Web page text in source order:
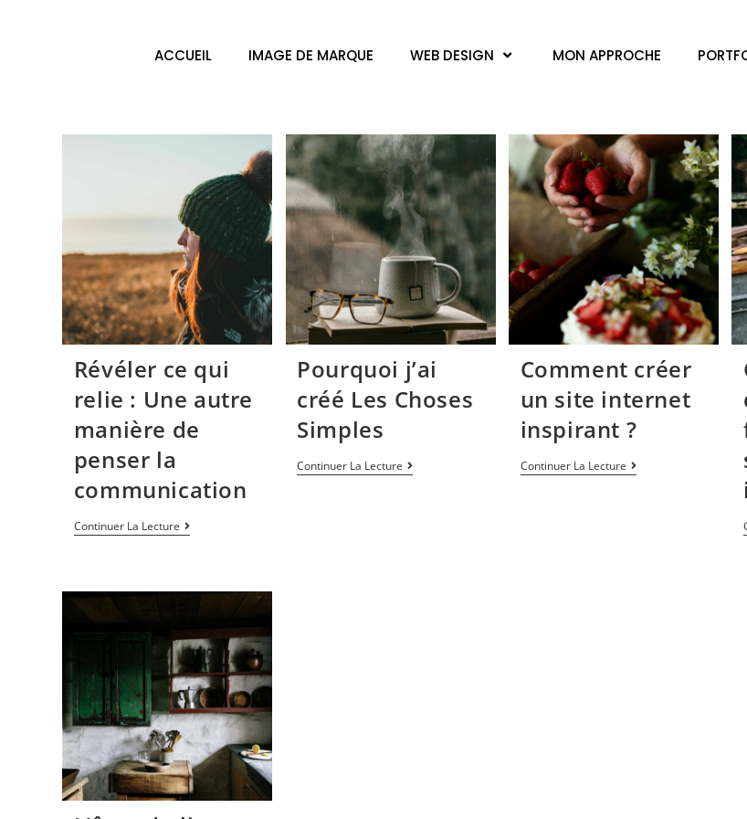
ACCUEIL IMAGE DE MARQUE WEB DESIGN MON APPROCHE
Révéler ce qui
relie : Une autre
manière de
penser la
communication
Continuer La Lecture
Pourquoi j’ai
créé Les Choses
Simples
Continuer La Lecture
Comment créer
un site internet
inspirant ?
Continuer La Lecture